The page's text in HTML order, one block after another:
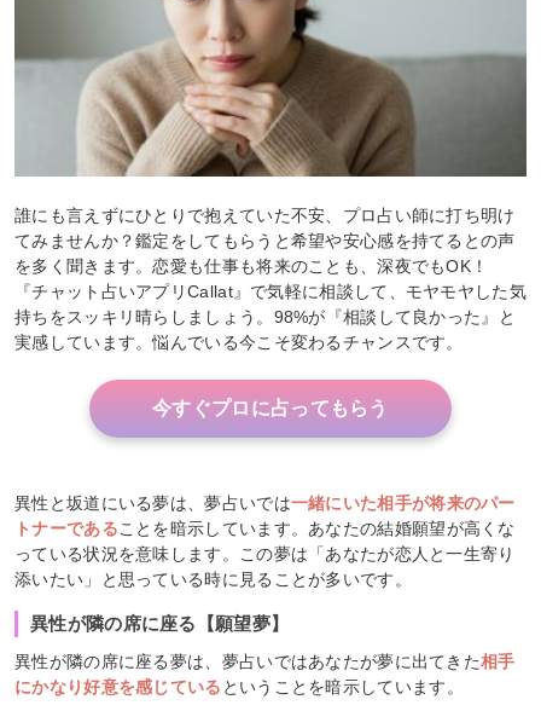
誰にも言えずにひとりで抱えていた不安、プロ占い師に打ち明け
てみませんか？鑑定をしてもらうと希望や安心感を持てるとの声
を多く聞きます。恋愛も仕事も将来のことも、深夜でもOK！
『チャット占いアプリCallat』で気軽に相談して、モヤモヤした気
持ちをスッキリ晴らしましょう。98%が『相談して良かった』と
実感しています。悩んでいる今こそ変わるチャンスです。
今すぐプロに占ってもらう
異性と坂道にいる夢は、夢占いでは一緒にいた相手が将来のパー
トナーであることを暗示しています。あなたの結婚願望が高くな
っている状況を意味します。この夢は「あなたが恋人と一生寄り
添いたい」と思っている時に見ることが多いです。
異性が隣の席に座る【願望夢】
異性が隣の席に座る夢は、夢占いではあなたが夢に出てきた相手
にかなり好意を感じている ということを暗示しています。